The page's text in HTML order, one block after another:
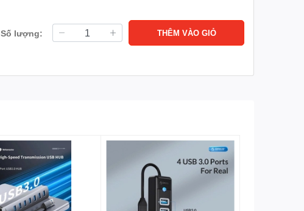
Số lượng: THÊM VÀO GIỎ